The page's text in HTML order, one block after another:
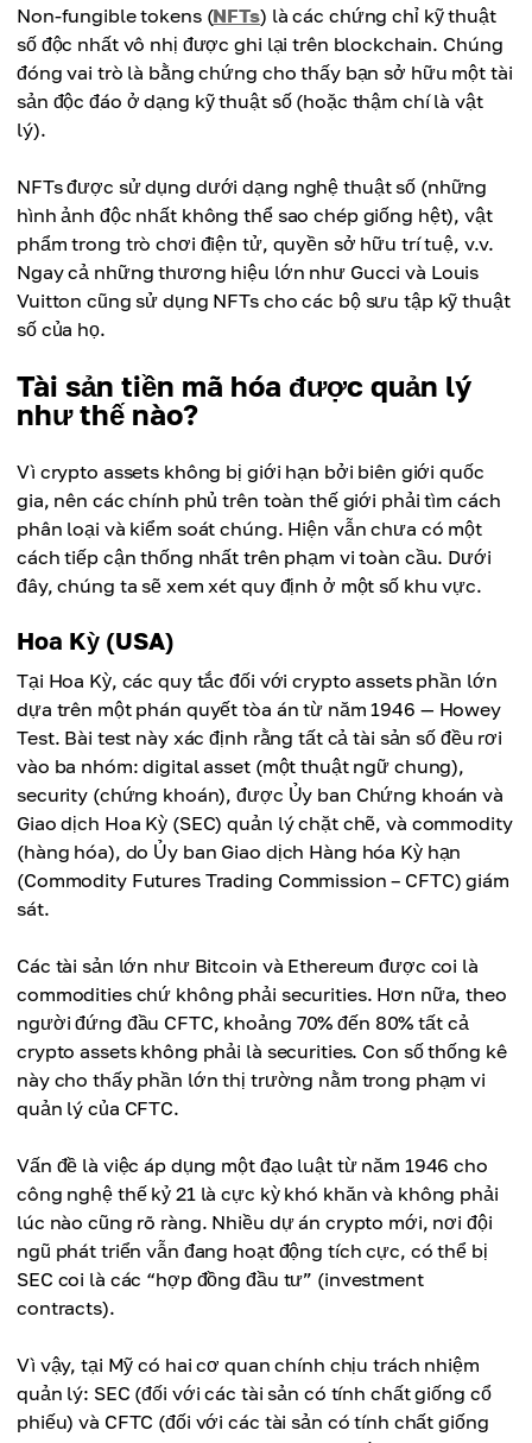
Non-fungible tokens (NFTs) là các chứng chỉ kỹ thuật
số độc nhất vô nhị được ghi lại trên blockchain. Chúng
đóng vai trò là bằng chứng cho thấy bạn sở hữu một tài
sản độc đáo ở dạng kỹ thuật số (hoặc thậm chí là vật
lý).
NFTs được sử dụng dưới dạng nghệ thuật số (những
hình ảnh độc nhất không thể sao chép giống hệt), vật
phẩm trong trò chơi điện tử, quyền sở hữu trí tuệ, v.v.
Ngay cả những thương hiệu lớn như Gucci và Louis
Vuitton cũng sử dụng NFTs cho các bộ sưu tập kỹ thuật
số của họ.
Tài sản tiền mã hóa được quản lý
như thế nào?
Vì crypto assets không bị giới hạn bởi biên giới quốc
gia, nên các chính phủ trên toàn thế giới phải tìm cách
phân loại và kiểm soát chúng. Hiện vẫn chưa có một
cách tiếp cận thống nhất trên phạm vi toàn cầu. Dưới
đây, chúng ta sẽ xem xét quy định ở một số khu vực.
Hoa Kỳ (USA)
Tại Hoa Kỳ, các quy tắc đối với crypto assets phần lớn
dựa trên một phán quyết tòa án từ năm 1946 — Howey
Test. Bài test này xác định rằng tất cả tài sản số đều rơi
vào ba nhóm: digital asset (một thuật ngữ chung),
security (chứng khoán), được Ủy ban Chứng khoán và
Giao dịch Hoa Kỳ (SEC) quản lý chặt chẽ, và commodity
(hàng hóa), do Ủy ban Giao dịch Hàng hóa Kỳ hạn
(Commodity Futures Trading Commission – CFTC) giám
sát.
Các tài sản lớn như Bitcoin và Ethereum được coi là
commodities chứ không phải securities. Hơn nữa, theo
người đứng đầu CFTC, khoảng 70% đến 80% tất cả
crypto assets không phải là securities. Con số thống kê
này cho thấy phần lớn thị trường nằm trong phạm vi
quản lý của CFTC.
Vấn đề là việc áp dụng một đạo luật từ năm 1946 cho
công nghệ thế kỷ 21 là cực kỳ khó khăn và không phải
lúc nào cũng rõ ràng. Nhiều dự án crypto mới, nơi đội
ngũ phát triển vẫn đang hoạt động tích cực, có thể bị
SEC coi là các “hợp đồng đầu tư” (investment
contracts).
Vì vậy, tại Mỹ có hai cơ quan chính chịu trách nhiệm
quản lý: SEC (đối với các tài sản có tính chất giống cổ
phiếu) và CFTC (đối với các tài sản có tính chất giống